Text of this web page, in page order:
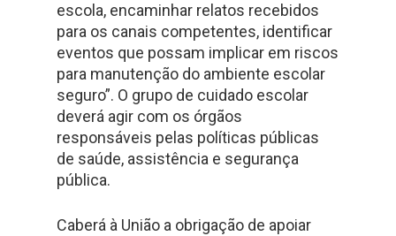
escola, encaminhar relatos recebidos
para os canais competentes, identificar
eventos que possam implicar em riscos
para manutenção do ambiente escolar
seguro”. O grupo de cuidado escolar
deverá agir com os órgãos
responsáveis pelas políticas públicas
de saúde, assistência e segurança
pública.
Caberá à União a obrigação de apoiar